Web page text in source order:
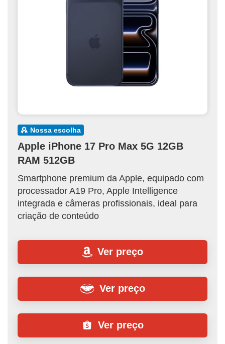
nossa escolha
Apple iPhone 17 Pro Max 5G 12GB
RAM 512GB
Smartphone premium da Apple, equipado com
processador A19 Pro, Apple Intelligence
integrada e câmeras profissionais, ideal para
criação de conteúdo
Ver preço
Ver preço
Ver preço